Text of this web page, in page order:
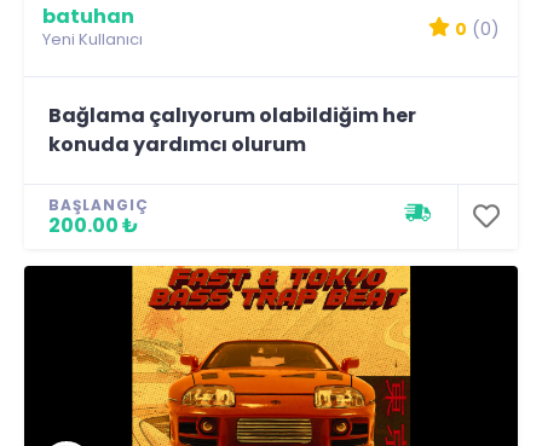
batuhan
Yeni Kullanıcı 0 (0)
Bağlama çalıyorum olabildiğim her
konuda yardımcı olurum
BAŞLANGIÇ
200.00 ₺